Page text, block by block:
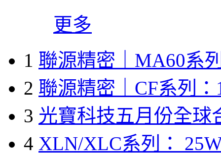
更多
1 聯源精密｜MA60系
2 聯源精密｜CF系列：
3 光寶科技五月份全球
4 XLN/XLC系列：